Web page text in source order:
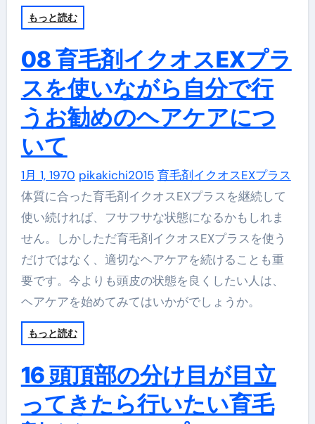
もっと読む
08 育毛剤イクオスEXプラ
スを使いながら自分で行
うお勧めのヘアケアにつ
いて
1月 1, 1970 pikakichi2015 育毛剤イクオスEXプラス
体質に合った育毛剤イクオスEXプラスを継続して
使い続ければ、フサフサな状態になるかもしれま
せん。しかしただ育毛剤イクオスEXプラスを使う
だけではなく、適切なヘアケアを続けることも重
要です。今よりも頭皮の状態を良くしたい人は、
ヘアケアを始めてみてはいかがでしょうか。
もっと読む
16 頭頂部の分け目が目立
ってきたら行いたい育毛